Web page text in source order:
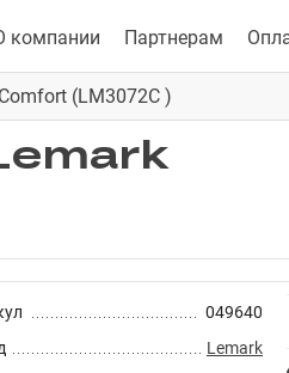
компании Партнерам
(LM3072C )
049640
Lemark